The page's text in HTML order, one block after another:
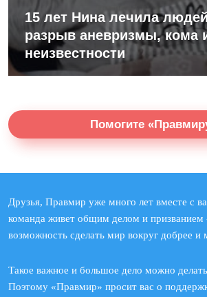
15 лет Нина лечила
разрыв аневризмы, кома
неизвестности
Помогите
Друзья, Правмир уже много лет вместе с
команда живет общим делом и
возможность сделать мир вокруг добрее и
Такое важное и большое дело можно
Поэтому «Правмир» просит вас о